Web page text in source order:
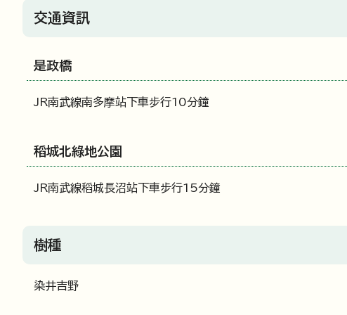
交通資訊
是政橋
JR南武線南多摩站下車步行10分鐘
稻城北綠地公園
JR南武線稻城長沼站下車步行15分鐘
樹種
染井吉野